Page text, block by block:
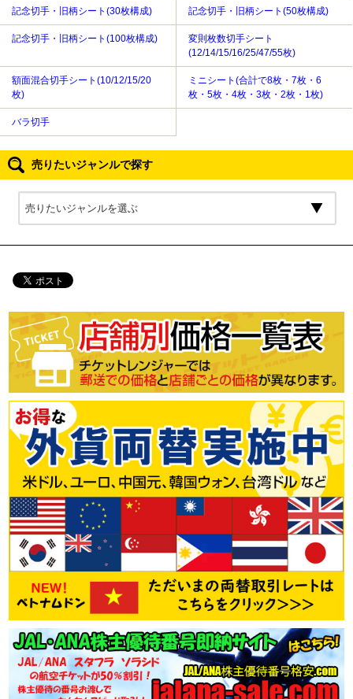
記念切手・旧柄シート(30枚構成) 記念切手・旧柄シート(50枚構成)
記念切手・旧柄シート(100枚構成)
変則枚数切手シート
(12/14/15/16/25/47/55枚)
額面混合切手シート(10/12/15/20
枚)
ミニシート(合計で8枚・7枚・6
枚・5枚・4枚・3枚・2枚・1枚)
バラ切手
売りたいジャンルで探す